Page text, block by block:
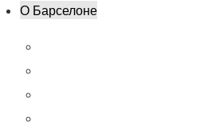
О Барселоне